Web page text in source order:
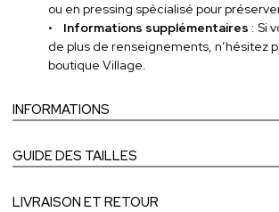
ou en pressing spécialisé pour
• Informations supplémentaires : Si
de plus de renseignements, n’hésitez
boutique Village.
INFORMATIONS
GUIDE DES TAILLES
LIVRAISON ET RETOUR